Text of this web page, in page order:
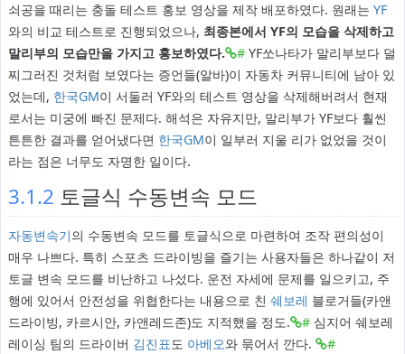
쇠공을 때리는 충돌 테스트 홍보 영상을 제작 배포하였다. 원래는 YF
와의 비교 테스트로 진행되었으나, 최종본에서 YF의 모습을 삭제하고
말리부의 모습만을 가지고 홍보하였다.
#YF쏘나타가 말리부보다 덜
찌그러진 것처럼 보였다는 증언들(알바)이 자동차 커뮤니티에 남아 있
었는데, 한국GM이 서둘러 YF와의 테스트 영상을 삭제해버려서 현재
로서는 미궁에 빠진 문제다. 해석은 자유지만, 말리부가 YF보다 훨씬
튼튼한 결과를 얻어냈다면 한국GM이 일부러 지울 리가 없었을 것이
라는 점은 너무도 자명한 일이다.
3.1.2 토글식 수동변속 모드
자동변속기의 수동변속 모드를 토글식으로 마련하여 조작 편의성이
매우 나쁘다. 특히 스포츠 드라이빙을 즐기는 사용자들은 하나같이 저
토글 변속 모드를 비난하고 나섰다. 운전 자세에 문제를 일으키고, 주
행에 있어서 안전성을 위협한다는 내용으로 친 쉐보레 블로거들(카앤
드라이빙, 카르시안, 카앤레드존)도 지적했을 정도.
#심지어 쉐보레
레이싱 팀의 드라이버 김진표도 아베오와 묶어서 깐다.
#